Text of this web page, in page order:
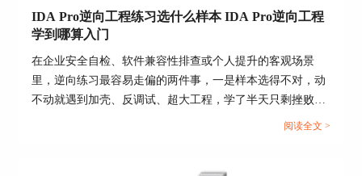
印，仔细观察程序的每一个动作，不让它溜走。
5、窥探机密文件
IDA Pro逆向工程练习选什么样本 IDA Pro逆向工程
学到哪算入门
在企业安全自检、软件兼容性排查或个人提升的客观场景
里，逆向练习最容易走偏的两件事，一是样本选得不对，动
不动就遇到加壳、反调试、超大工程，学了半天只剩挫败
感，二是没有一条清晰的入门边界，做了很多零碎操作却说
阅读全文 >